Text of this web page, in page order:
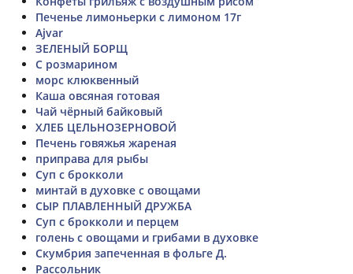
Печенье лимоньерки с лимоном 17г
Ajvar
ЗЕЛЕНЫЙ БОРЩ
С розмарином
морс клюквенный
Каша овсяная готовая
Чай чёрный байковый
ХЛЕБ ЦЕЛЬНОЗЕРНОВОЙ
Печень говяжья жареная
приправа для рыбы
Суп с брокколи
минтай в духовке с овощами
СЫР ПЛАВЛЕННЫЙ ДРУЖБА
Суп с брокколи и перцем
голень с овощами и грибами в духовке
Скумбрия запеченная в фольге Д.
Рассольник